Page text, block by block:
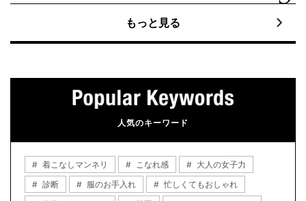
もっと見る
人気のキーワード
着こなしマンネリ こなれ感
大人の女子力
診断
服のお手入れ
忙しくてもおしゃれ